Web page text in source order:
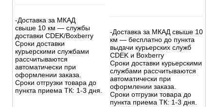
-Доставка за МКАД
свыше 10 км — службы
доставки CDEK/Boxberry
Сроки доставки
курьерскими службами
рассчитываются
автоматически при
оформлении заказа.
Сроки отгрузки товара до
пункта приема ТК: 1-3 дня.
-Доставка за МКАД свыше 10
км — бесплатно до пункта
выдачи курьерских служб
CDEK и Boxberry
Сроки доставки курьерскими
службами рассчитываются
автоматически при
оформлении заказа.
Сроки отгрузки товара до
пункта приема ТК: 1-3 дня.